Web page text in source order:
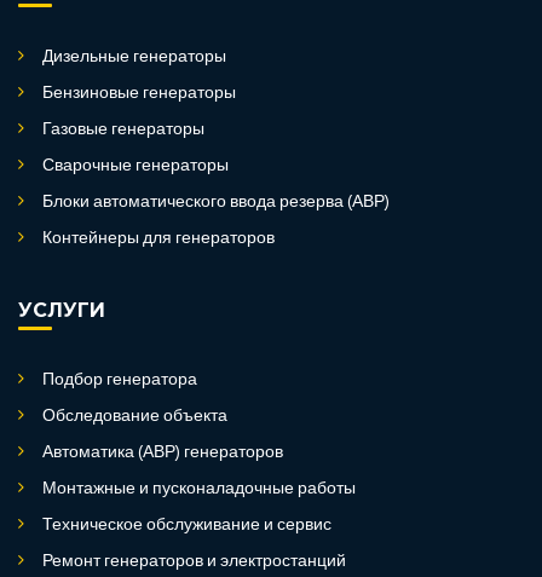
Дизельные генераторы
Бензиновые генераторы
Газовые генераторы
Сварочные генераторы
Блоки автоматического ввода резерва (АВР)
Контейнеры для генераторов
УСЛУГИ
Подбор генератора
Обследование объекта
Автоматика (АВР) генераторов
Монтажные и пусконаладочные работы
Техническое обслуживание и сервис
Ремонт генераторов и электростанций